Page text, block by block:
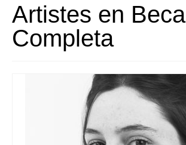
Programa de Residència
CRUCERO
Queda’t amb nosaltres
Artistes en Beca
Completa